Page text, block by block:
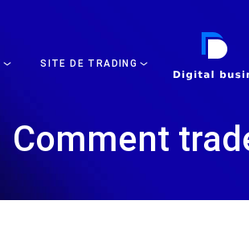
SITE DE TRADING
DIGITAL
Comment